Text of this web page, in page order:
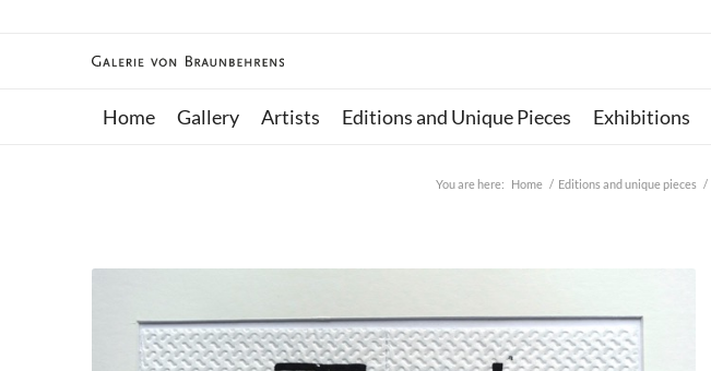
Home Gallery Artists Editions and Unique Pieces Exhibitions
You are here: Home / Editions and unique pieces /